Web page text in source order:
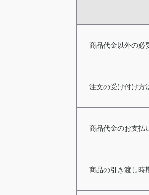
商品代金以外の必
注文の受け付け方
商品代金のお支払
商品の引き渡し時